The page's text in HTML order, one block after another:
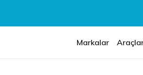
Markalar